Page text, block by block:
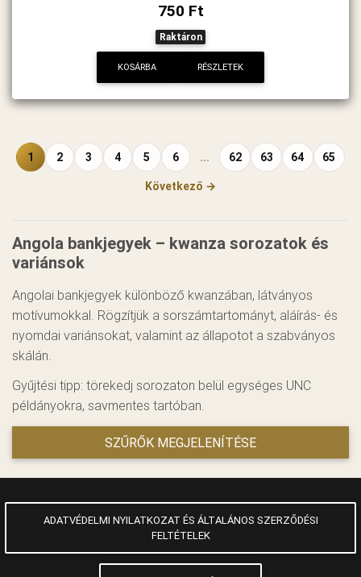
750 Ft
Raktáron
KOSÁRBA RÉSZLETEK
1 2 3 4 5 6 ... 62 63 64
65
Következő →
Angola bankjegyek – kwanza sorozatok és
variánsok
Angolai bankjegyek különböző kwanzában, látványos
motívumokkal. Rögzítjük a sorszámtartományt, aláírás- és
nyomdai variánsokat, valamint az állapotot a szabványos
skálán.
Gyűjtési tipp: törekedj sorozaton belül egységes UNC
példányokra, savmentes tartóban.
SZŰRŐK MEGJELENÍTÉSE
ADATVÉDELMI NYILATKOZAT ÉS ÁLTALÁNOS SZERZŐDÉSI
FELTÉTELEK